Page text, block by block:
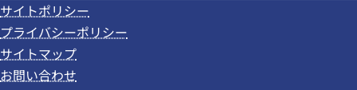
サイトポリシー
プライバシーポリシー
サイトマップ
お問い合わせ